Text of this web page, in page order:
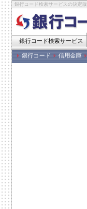
銀行コード検索サービスの決定
銀行コード検索サービス
銀行コード
信用金庫